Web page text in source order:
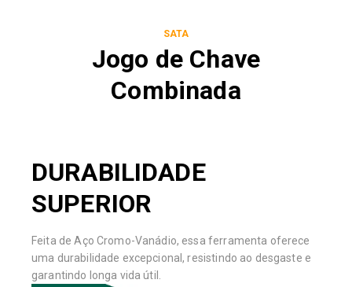
SATA
Jogo de Chave
Combinada
DURABILIDADE
SUPERIOR
Feita de Aço Cromo-Vanádio, essa ferramenta oferece
uma durabilidade excepcional, resistindo ao desgaste e
garantindo longa vida útil.